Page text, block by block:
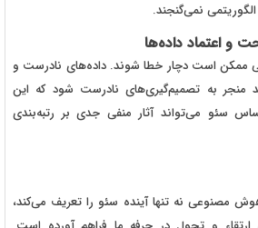
نمی‌گنجند.
و اعتماد داده‌ها
است دچار خطا شوند. داده‌های نادرست و
منجر به تصمیم‌گیری‌های نادرست شود که این
سئو می‌تواند آثار منفی جدی بر رتبه‌بندی
مصنوعی نه تنها آینده سئو را تعریف می‌کند،